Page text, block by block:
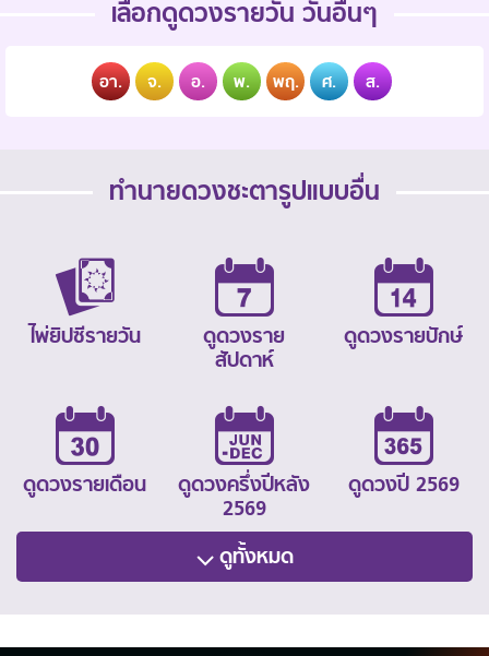
เลือกดูดวงรายวัน วันอื่นๆ
อา. จ. อ. พ. พฤ. ศ. ส.
ทำนายดวงชะตารูปแบบอื่น
ไพ่ยิปซีรายวัน
ดูดวงราย
สัปดาห์
ดูดวงรายปักษ์
ดูดวงรายเดือน
ดูดวงครึ่งปีหลัง
2569
ดูดวงปี 2569
ดูทั้งหมด